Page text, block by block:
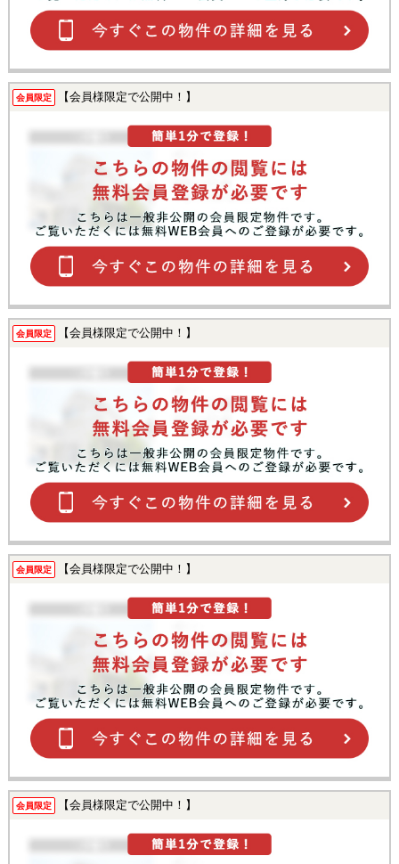
会員限定 【会員様限定で公開中！】
会員限定 【会員様限定で公開中！】
会員限定 【会員様限定で公開中！】
会員限定 【会員様限定で公開中！】